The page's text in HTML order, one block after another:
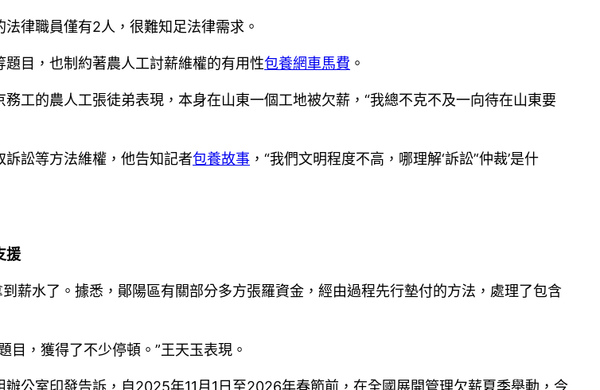
律職員僅有2人，很難知足法律需求。
目，也制約著農人工討薪維權的有用性包養網車馬費 。
工的農人工張徒弟表現，本身在山東一個工地被欠薪，“我總不克不及一向待在山東要
訴訟等方法維權，他告知記者包養故事 ，“我們文明程度不高，哪理解‘訴訟’‘仲裁’是什
援
到薪水了。據悉，鄖陽區有關部分多方張羅資金，經由過程先行墊付的方法，處理了包含
，獲得了不少停頓。”王天玉表現。
公室印發告訴，自2025年11月1日至2026年春節前，在全國展開管理欠薪夏季舉動，今